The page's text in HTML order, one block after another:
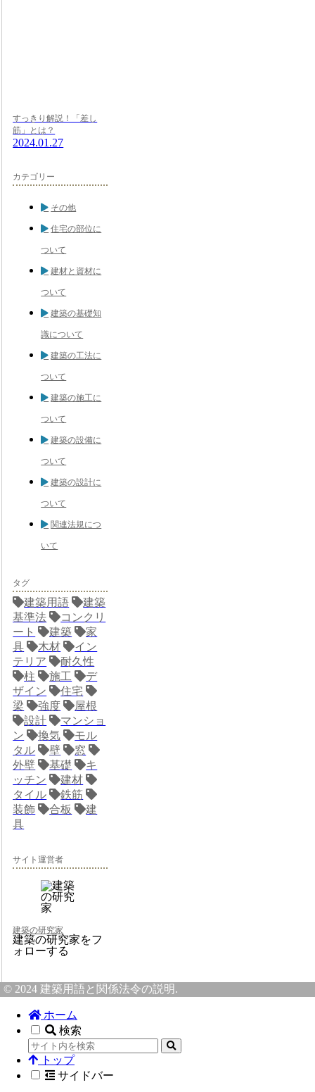
すっきり解説！「差し
筋」とは？
2024.01.27
カテゴリー
その他
住宅の部位に
ついて
建材と資材に
ついて
建築の基礎知
識について
建築の工法に
ついて
建築の施工に
ついて
建築の設備に
ついて
建築の設計に
ついて
関連法規につ
いて
タグ
建築用語
建築
基準法
コンクリ
ート
建築
家
具
木材
イン
テリア
耐久性
柱
施工
デ
ザイン
住宅
梁
強度
屋根
設計
マンショ
ン
換気
モル
タル
壁
窓
外壁
基礎
キ
ッチン
建材
タイル
鉄筋
装飾
合板
建
具
サイト運営者
建築の研究家
建築の研究家をフ
ォローする
© 2024 建築用語と関係法令の説明.
ホーム
検索
トップ
サイドバー